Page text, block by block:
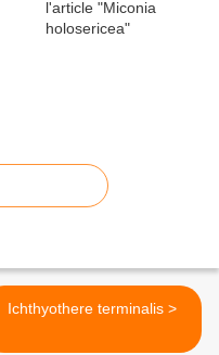
Ichthyothere terminalis >